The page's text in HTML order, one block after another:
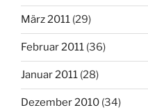
März 2011 (29)
Februar 2011 (36)
Januar 2011 (28)
Dezember 2010 (34)